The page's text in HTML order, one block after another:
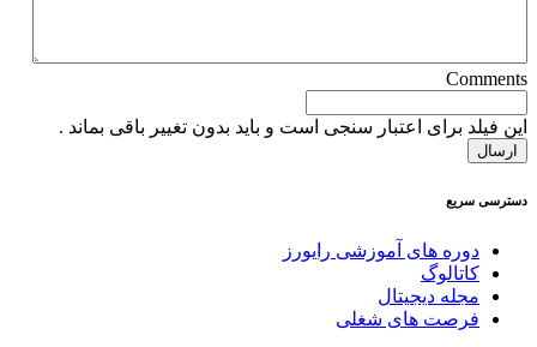
Comments
این فیلد برای اعتبار سنجی است و باید بدون تغییر باقی بماند .
دسترسی سریع
دوره های آموزشی رایورز
کاتالوگ
مجله دیجیتال
فرصت های شغلی